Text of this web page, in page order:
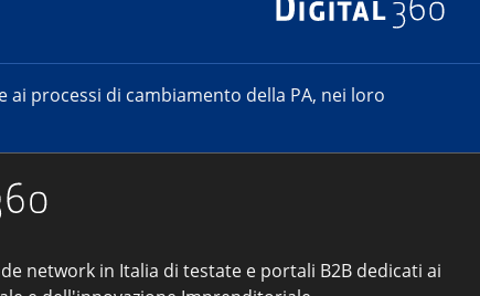
processi di cambiamento della PA, nei loro
network in Italia di testate e portali B2B dedicati ai